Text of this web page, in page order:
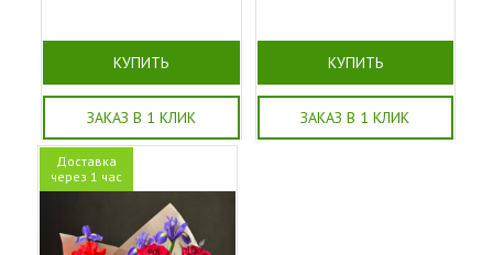
КУПИТЬ
ЗАКАЗ В 1 КЛИК
КУПИТЬ
ЗАКАЗ В 1 КЛИК
Доставка
через 1 час